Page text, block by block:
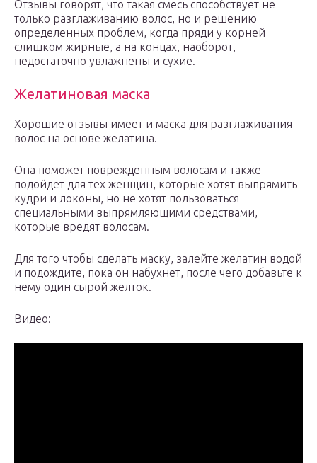
Отзывы говорят, что такая смесь способствует не
только разглаживанию волос, но и решению
определенных проблем, когда пряди у корней
слишком жирные, а на концах, наоборот,
недостаточно увлажнены и сухие.
Желатиновая маска
Хорошие отзывы имеет и маска для разглаживания
волос на основе желатина.
Она поможет поврежденным волосам и также
подойдет для тех женщин, которые хотят выпрямить
кудри и локоны, но не хотят пользоваться
специальными выпрямляющими средствами,
которые вредят волосам.
Для того чтобы сделать маску, залейте желатин водой
и подождите, пока он набухнет, после чего добавьте к
нему один сырой желток.
Видео: